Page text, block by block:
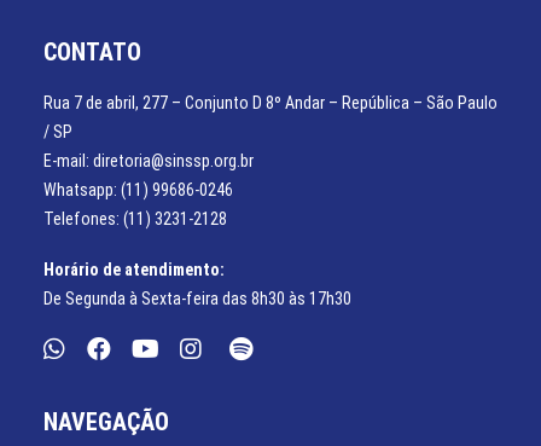
CONTATO
Rua 7 de abril, 277 – Conjunto D 8º Andar – República – São Paulo
/ SP
E-mail: diretoria@sinssp.org.br
Whatsapp: (11) 99686-0246
Telefones: (11) 3231-2128
Horário de atendimento:
De Segunda à Sexta-feira das 8h30 às 17h30
NAVEGAÇÃO